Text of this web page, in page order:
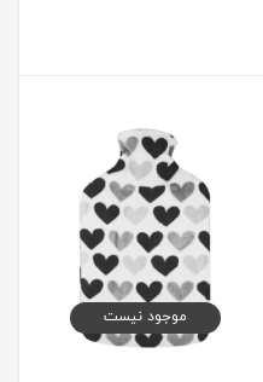
موجود نیست